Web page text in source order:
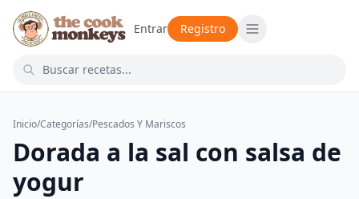
Entrar Registro
Inicio/Categorías/Pescados Y Mariscos
Dorada a la sal con salsa de
yogur